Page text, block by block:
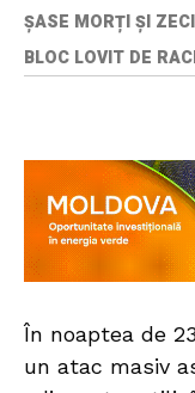
ȘASE MORȚI ȘI
BLOC LOVIT DE
În noaptea de
un atac masiv